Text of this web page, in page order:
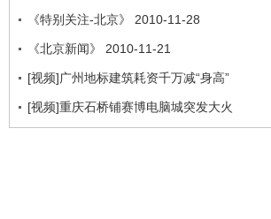
《特别关注-北京》 2010-11-28
《北京新闻》 2010-11-21
[视频]广州地标建筑耗资千万减“身高”
[视频]重庆石桥铺赛博电脑城突发大火